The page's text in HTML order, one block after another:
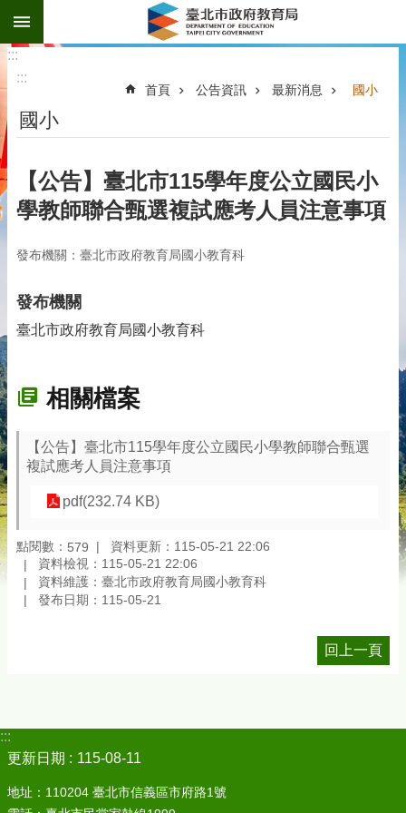
跳到主要內容區塊
:::
:::
首頁 公告資訊 最新消息 國小
國小
【公告】臺北市115學年度公立國民小
學教師聯合甄選複試應考人員注意事項
發布機關：臺北市政府教育局國小教育科
發布機關
臺北市政府教育局國小教育科
相關檔案
【公告】臺北市115學年度公立國民小學教師聯合甄選
複試應考人員注意事項
pdf(232.74 KB)
點閱數： 579
資料更新：115-05-21 22:06
資料檢視：115-05-21 22:06
資料維護：臺北市政府教育局國小教育科
發布日期：115-05-21
回上一頁
:::
更新日期
115-08-11
地址：110204 臺北市信義區市府路1號